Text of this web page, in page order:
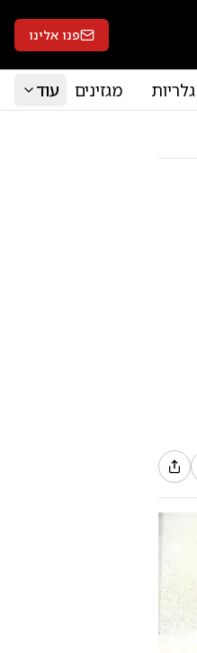
פנו אלינו
גלריות מגזינים עוד